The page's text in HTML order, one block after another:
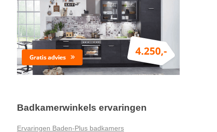
Badkamerwinkels ervaringen
Ervaringen Baden-Plus badkamers